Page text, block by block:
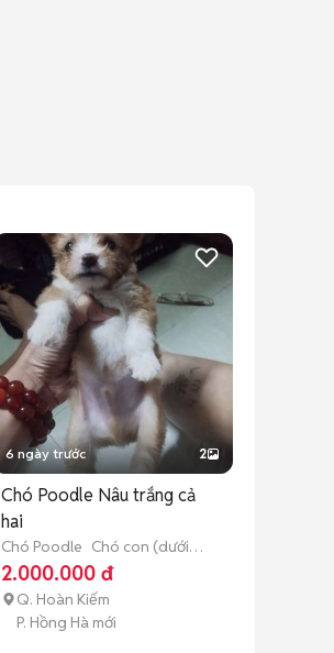
6 ngày trước 2
Chó Poodle Nâu trắng cả
hai
Chó Poodle Chó con (dưới 3
tháng tuổi)
2.000.000 đ
Q. Hoàn Kiếm
P. Hồng Hà mới